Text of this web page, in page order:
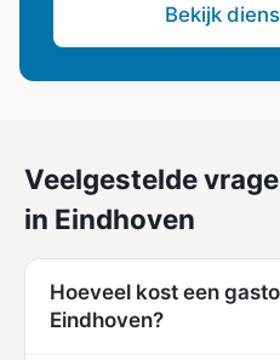
Bekijk
Veelgestelde
in Eindhoven
Hoeveel kost een
Eindhoven?